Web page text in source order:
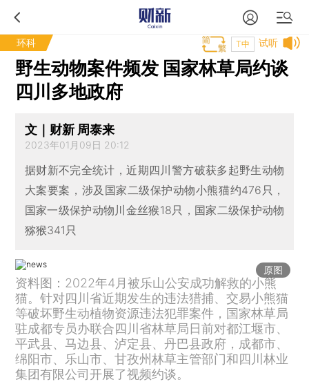
环科 试听
T中
野生动物案件频发 国家林草局约谈
四川多地政府
文｜财新 周泰来
2023年01月09日 20:12
据财新不完全统计，近期四川警方破获多起野生动物
大案要案，涉及国家二级保护动物小熊猫约476只，
国家一级保护动物川金丝猴18只，国家二级保护动物
猕猴341只
原图
资料图：2022年4月被乐山公安成功解救的小熊
猫。针对四川省近期发生的违法猎捕、交易小熊猫
等破坏野生动植物资源违法犯罪案件，国家林草局
驻成都专员办联合四川省林草局日前对都江堰市、
平武县、马边县、泸定县、丹巴县政府，成都市、
绵阳市、乐山市、甘孜州林草主管部门和四川林业
集团有限公司开展了视频约谈。